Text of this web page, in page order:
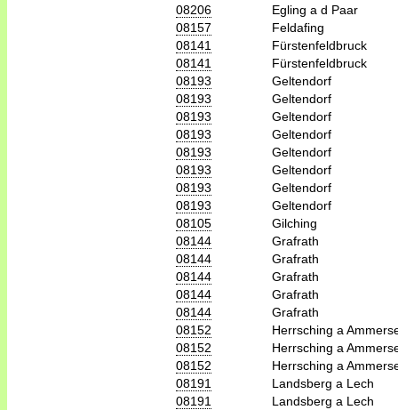
08206
Egling a d Paar
08157
Feldafing
08141
Fürstenfeldbruck
08141
Fürstenfeldbruck
08193
Geltendorf
08193
Geltendorf
08193
Geltendorf
08193
Geltendorf
08193
Geltendorf
08193
Geltendorf
08193
Geltendorf
08193
Geltendorf
08105
Gilching
08144
Grafrath
08144
Grafrath
08144
Grafrath
08144
Grafrath
08144
Grafrath
08152
Herrsching a
08152
Herrsching a
08152
Herrsching a
08191
Landsberg a Lech
08191
Landsberg a Lech